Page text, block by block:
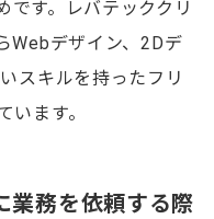
です。レバテッククリ
Webデザイン、2Dデ
スキルを持ったフリ
います。
業務を依頼する際